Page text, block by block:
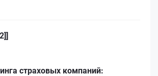
страховых компаний: